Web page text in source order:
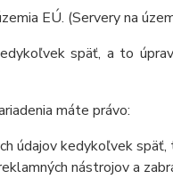
EÚ. (Servery na
späť, a to
máte právo:
údajov kedykoľvek
nástrojov a